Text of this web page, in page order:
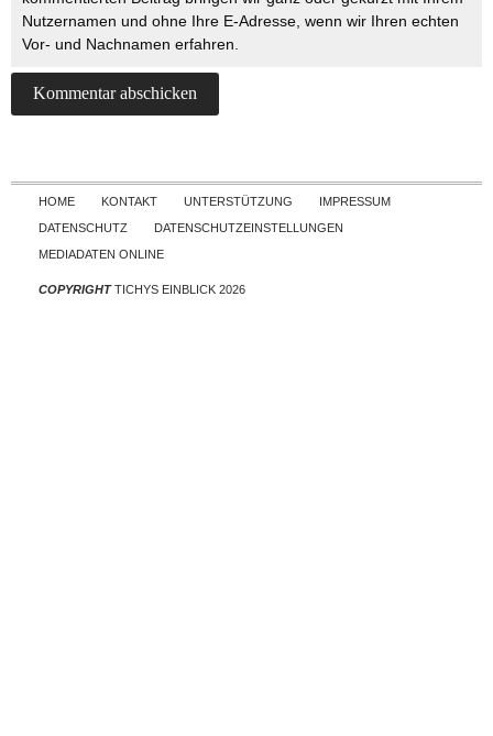
Nutzernamen und ohne Ihre E-Adresse, wenn wir Ihren echten
Vor- und Nachnamen erfahren.
Skip to content
HOME KONTAKT UNTERSTÜTZUNG
IMPRESSUM
DATENSCHUTZ
DATENSCHUTZEINSTELLUNGEN
MEDIADATEN ONLINE
COPYRIGHTTICHYS EINBLICK 2026